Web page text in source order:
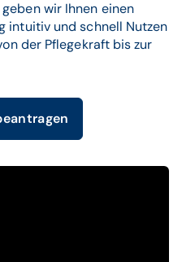
wir Ihnen einen
intuitiv und schnell Nutzen
der Pflegekraft bis zur